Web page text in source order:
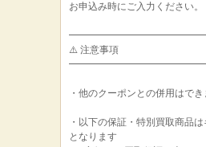
お申込み時にご入力ください。
⚠️ 注意事項
・他のクーポンとの併用はでき
・以下の保証・特別買取商品
となります